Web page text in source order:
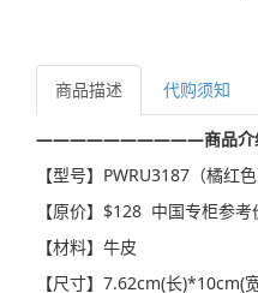
商品描述 代购须知
——————————商品
【型号】PWRU3187（橘红色
【原价】$128 中国专柜参
【材料】牛皮
【尺寸】7.62cm(长)*10cm(